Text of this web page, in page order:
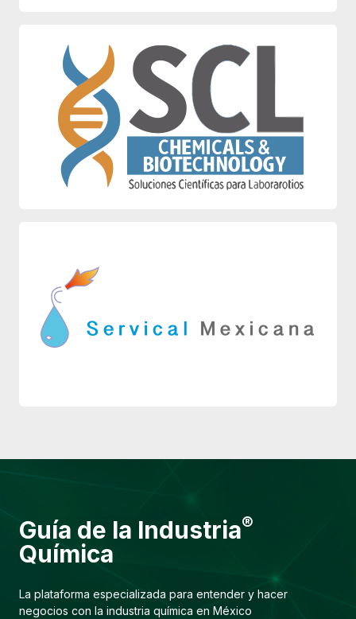
Guía de la Industria®
Química
La plataforma especializada para entender y hacer
negocios con la industria química en México